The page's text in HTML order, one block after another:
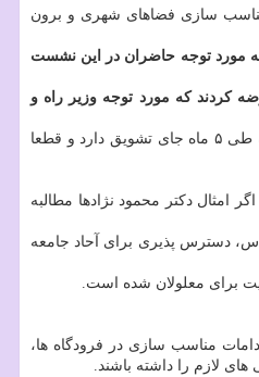
مناسب سازی فضاهای شهری و برون
مورد توجه حاضران در این نشست
کردند که مورد توجه وزیر راه و
در این نشست از رئیس سازمان بهزیستی کشور بابت برگزاری ۳ جلسه طی ۵ ماه گذشته تشکر و تقدیر نمود و اظهار داشت: برگزاری ۳ جلسه طی ۵ ماه جای تشویق دارد و قطعا
دکتر محمود نژادها مطالبه
دسترس پذیری برای آحاد جامعه
برای معلولان شده است.
مناسب سازی در فرودگاه ها،
لازم را داشته باشند.